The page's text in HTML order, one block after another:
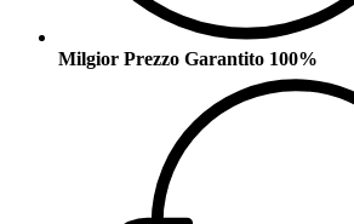
Milgior Prezzo Garantito 100%